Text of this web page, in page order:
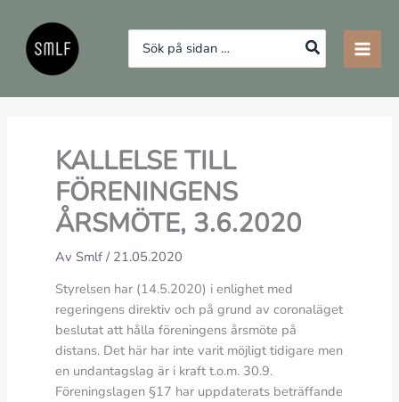
innehåll
Search
for:
KALLELSE TILL
FÖRENINGENS
ÅRSMÖTE, 3.6.2020
AvSmlf/ 21.05.2020
Styrelsen har (14.5.2020) i enlighet med
regeringens direktiv och på grund av coronaläget
beslutat att hålla föreningens årsmöte på
distans. Det här har inte varit möjligt tidigare men
en undantagslag är i kraft t.o.m. 30.9.
Föreningslagen §17 har uppdaterats beträffande